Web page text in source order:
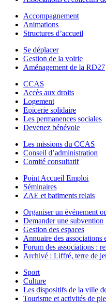
Accompagnement
Animations
Structures d’accueil
Se déplacer
Gestion de la voirie
Aménagement de la RD27
CCAS
Accès aux droits
Logement
Epicerie solidaire
Les permanences sociales
Devenez bénévole
Les missions du CCAS
Conseil d’administration
Comité consultatif
Point Accueil Emploi
Séminaires
ZAE et batiments relais
Organiser un événement
Demander une subvention
Gestion des espaces
Annuaire des associations
Forum des associations :
Archivé : Liffré, terre de
Sport
Culture
Les dispositifs de la ville
Tourisme et activités de